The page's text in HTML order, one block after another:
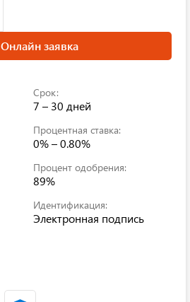
Онлайн заявка
Срок:
7 – 30 дней
Процентная ставка:
0% – 0.80%
Процент одобрения:
89%
Идентификация:
Электронная подпись